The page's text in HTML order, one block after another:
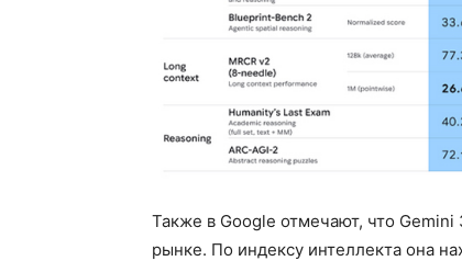
Также в Google отмечают, что
рынке. По индексу интеллекта она